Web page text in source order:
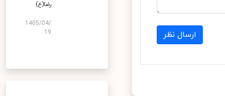
ارسال نظر
رضا(ع)
1405/04/
19